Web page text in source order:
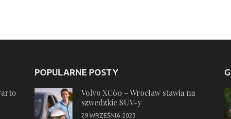
POPULARNE POSTY
Volvo XC60 – Wrocław stawia na
szwedzkie SUV-y
29 WRZEŚNIA 2023